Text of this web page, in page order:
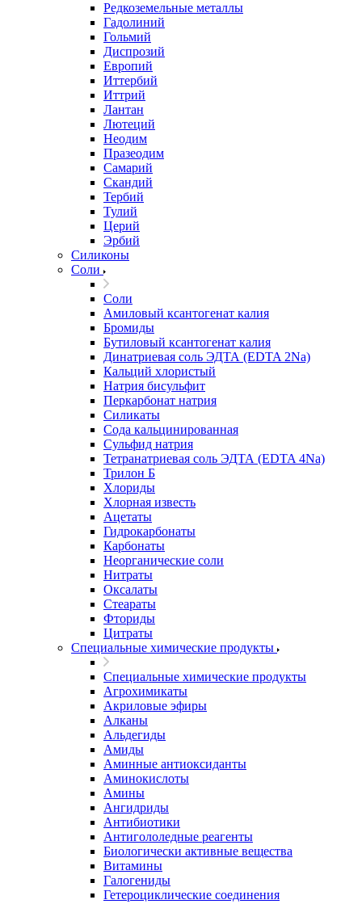
Редкоземельные металлы
Гадолиний
Гольмий
Диспрозий
Европий
Иттербий
Иттрий
Лантан
Лютеций
Неодим
Празеодим
Самарий
Скандий
Тербий
Тулий
Церий
Эрбий
Силиконы
Соли
Соли
Амиловый ксантогенат калия
Бромиды
Бутиловый ксантогенат калия
Динатриевая соль ЭДТА (EDTA 2Na)
Кальций хлористый
Натрия бисульфит
Перкарбонат натрия
Силикаты
Сода кальцинированная
Сульфид натрия
Тетранатриевая соль ЭДТА (EDTA 4Na)
Трилон Б
Хлориды
Хлорная известь
Ацетаты
Гидрокарбонаты
Карбонаты
Неорганические соли
Нитраты
Оксалаты
Стеараты
Фториды
Цитраты
Специальные химические продукты
Специальные химические продукты
Агрохимикаты
Акриловые эфиры
Алканы
Альдегиды
Амиды
Аминные антиоксиданты
Аминокислоты
Амины
Ангидриды
Антибиотики
Антигололедные реагенты
Биологически активные вещества
Витамины
Галогениды
Гетероциклические соединения